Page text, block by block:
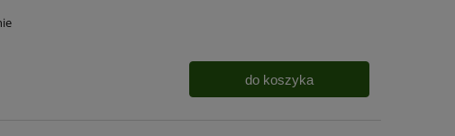
do koszyka